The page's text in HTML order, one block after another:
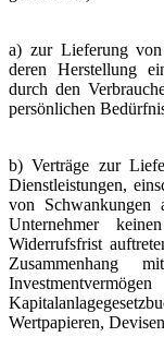
a) zur Lieferung
deren Herstellung
durch den
persönlichen
b) Verträge zur
Dienstleistungen,
von Schwankungen
Unternehmer
Widerrufsfrist
Wertpapieren,